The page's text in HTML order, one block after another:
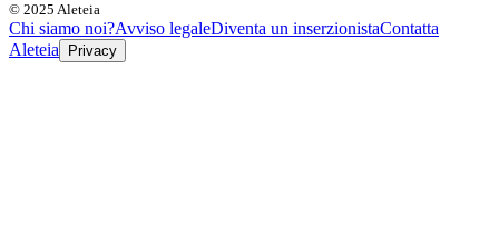
© 2025 Aleteia
Chi siamo noi?Avviso legaleDiventa un inserzionistaContatta
Aleteia
Privacy